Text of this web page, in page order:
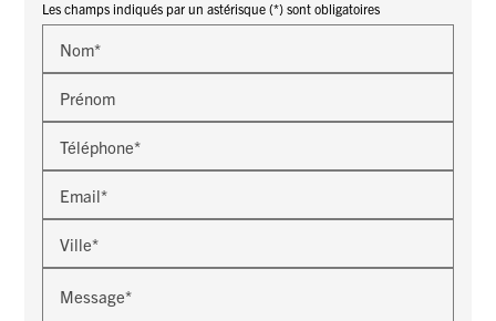
Les champs indiqués par un astérisque (*) sont obligatoires
Nom*
Prénom
Téléphone*
Email*
Ville*
Message*